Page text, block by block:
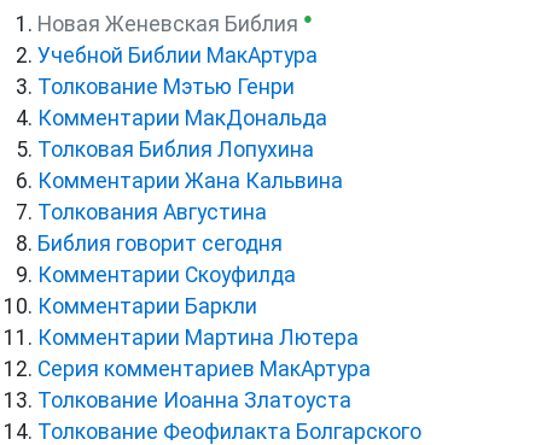
Новая Женевская Библия ●
Учебной Библии МакАртура
Толкование Мэтью Генри
Комментарии МакДональда
Толковая Библия Лопухина
Комментарии Жана Кальвина
Толкования Августина
Библия говорит сегодня
Комментарии Скоуфилда
Комментарии Баркли
Комментарии Мартина Лютера
Серия комментариев МакАртура
Толкование Иоанна Златоуста
Толкование Феофилакта Болгарского